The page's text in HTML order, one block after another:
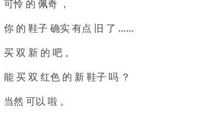
可怜 的 佩奇 ，
你 的 鞋子 确实 有点 旧 了 ……
买 双 新 的 吧 。
能 买 双 红色 的 新 鞋子 吗 ？
当然 可以 啦 。